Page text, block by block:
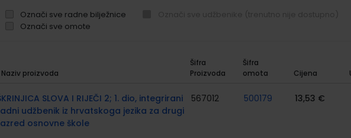
Označi sve radne bilježnice
Označi sve omote
Naziv proizvoda
Šifra
Proizvoda
Šifra
omota
Cijena
SLOVA I RIJEČI 2; 1. dio, integrirani
udžbenik iz hrvatskoga jezika za drugi
osnovne škole
567012 500179 13,53 €